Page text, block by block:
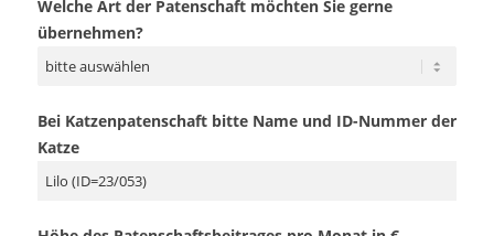
Welche Art der Patenschaft möchten Sie gerne
übernehmen?
Bei Katzenpatenschaft bitte Name und ID-Nummer der
Katze